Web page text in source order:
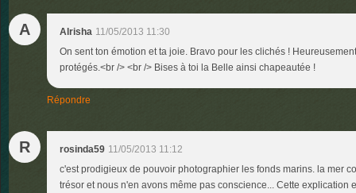
A Alrisha 11/05/2013 11:30
On sent ton émotion et ta joie. Bravo pour les clichés !
protégés.<br /> <br /> Bises à toi la Belle ainsi chapeautée !
Répondre
R rosinda59 11/05/2013 11:12
c'est prodigieux de pouvoir photographier les fonds marins. la mer
trésor et nous n'en avons même pas conscience... Cette explication